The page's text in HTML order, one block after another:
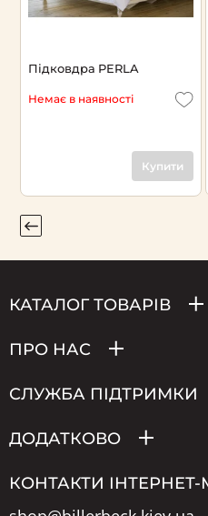
Підковдра PERLA
Немає в наявності
Купити
КАТАЛОГ ТОВАРІВ
ПРО НАС
СЛУЖБА ПІДТРИМКИ
ДОДАТКОВО
КОНТАКТИ